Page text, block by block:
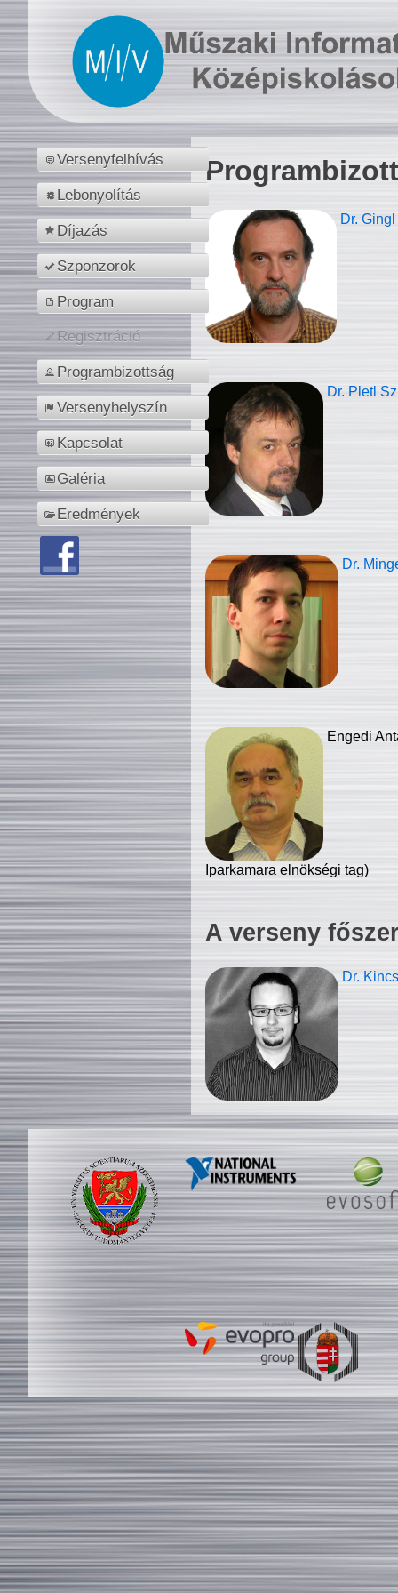
Versenyfelhívás
Lebonyolítás
Díjazás
Szponzorok
Program
Regisztráció
Programbizottság
Versenyhelyszín
Kapcsolat
Galéria
Eredmények
Dr.
Dr. Pletl
Dr.
Engedi
Iparkamara elnökségi tag)
A verseny
Dr.